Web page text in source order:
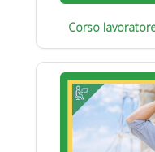
Corso lavoratore